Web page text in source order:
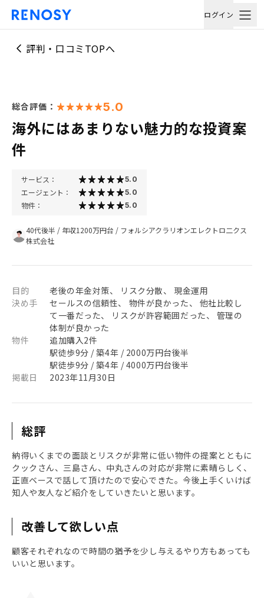
ログイン
評判・口コミTOPへ
総合評価： 5.0
海外にはあまりない魅力的な投資案
件
サービス： 5.0
エージェント： 5.0
物件： 5.0
40代後半 / 年収1200万円台 / フォルシアクラリオンエレクトロ二クス
株式会社
目的
老後の年金対策、 リスク分散、 現金運用
決め手
セールスの信頼性、 物件が良かった、 他社比較し
て一番だった、 リスクが許容範囲だった、 管理の
体制が良かった
物件
追加購入2件
駅徒歩9分 / 築4年 / 2000万円台後半
駅徒歩9分 / 築4年 / 4000万円台後半
掲載日
2023年11月30日
総評
納得いくまでの面談とリスクが非常に低い物件の提案とともに
クックさん、三島さん、中丸さんの対応が非常に素晴らしく、
正直ベースで話して頂けたので安心できた。今後上手くいけば
知人や友人など紹介をしていきたいと思います。
改善して欲しい点
顧客それぞれなので時間の猶予を少し与えるやり方もあっても
いいと思います。